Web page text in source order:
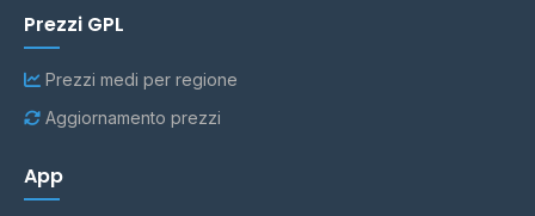
Prezzi GPL
Prezzi medi per regione
Aggiornamento prezzi
App